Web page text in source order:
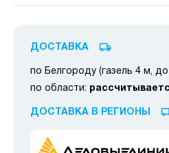
ДОСТАВКА
по Белгороду (газель 4 м, до
по области:
ДОСТАВКА В РЕГИОНЫ